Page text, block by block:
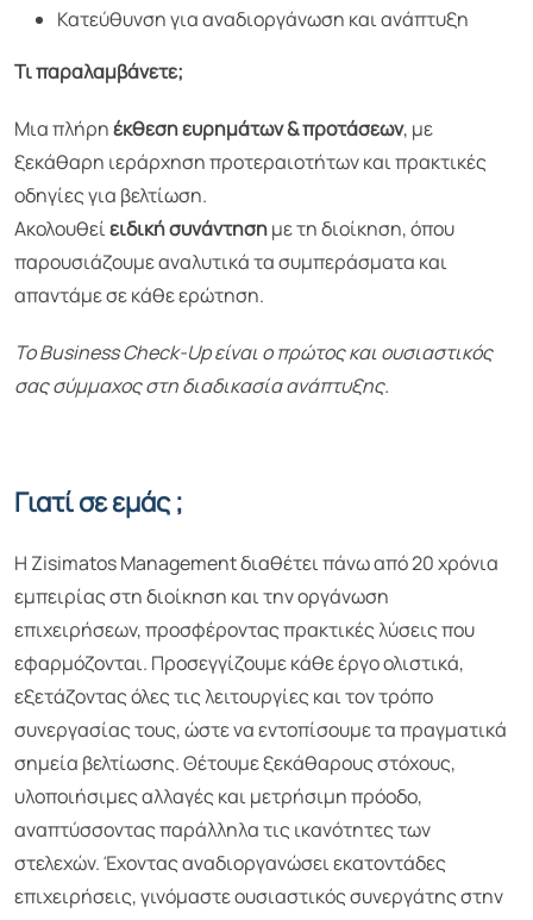
Κατεύθυνση για αναδιοργάνωση και ανάπτυξη
Τι παραλαμβάνετε;
Μια πλήρηέκθεση ευρημάτων & προτάσεων, με
ξεκάθαρη ιεράρχηση προτεραιοτήτων και πρακτικές
οδηγίες για βελτίωση.
Ακολουθείειδική συνάντησημε τη διοίκηση, όπου
παρουσιάζουμε αναλυτικά τα συμπεράσματα και
απαντάμε σε κάθε ερώτηση.
Το Business Check-Up είναι ο πρώτος και ουσιαστικός
σας σύμμαχος στη διαδικασία ανάπτυξης.
Γιατί σε εμάς ;
Η Zisimatos Management διαθέτει πάνω από 20 χρόνια
εμπειρίας στη διοίκηση και την οργάνωση
επιχειρήσεων, προσφέροντας πρακτικές λύσεις που
εφαρμόζονται. Προσεγγίζουμε κάθε έργο ολιστικά,
εξετάζοντας όλες τις λειτουργίες και τον τρόπο
συνεργασίας τους, ώστε να εντοπίσουμε τα πραγματικά
σημεία βελτίωσης. Θέτουμε ξεκάθαρους στόχους,
υλοποιήσιμες αλλαγές και μετρήσιμη πρόοδο,
αναπτύσσοντας παράλληλα τις ικανότητες των
στελεχών. Έχοντας αναδιοργανώσει εκατοντάδες
επιχειρήσεις, γινόμαστε ουσιαστικός συνεργάτης στην